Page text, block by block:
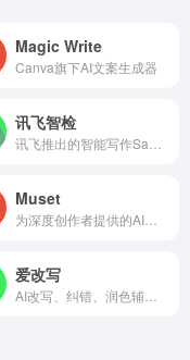
Magic Write
Canva旗下AI文案生成器
讯飞智检
Muset
爱改写